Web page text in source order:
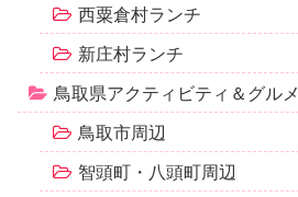
西粟倉村ランチ
新庄村ランチ
鳥取県アクティビティ＆グルメ
鳥取市周辺
智頭町・八頭町周辺